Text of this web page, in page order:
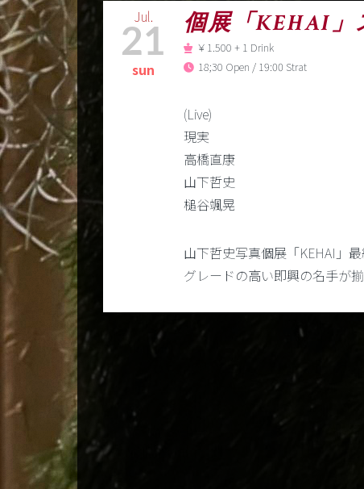
Jul.
21
sun
個展「KEHAI」
￥1.500 + 1 Drink
18;30 Open / 19:00 Strat
(Live)
現実
高橋直康
山下哲史
槌谷颯晃
山下哲史写真個展「KEHAI」
グレードの高い即興の名手が